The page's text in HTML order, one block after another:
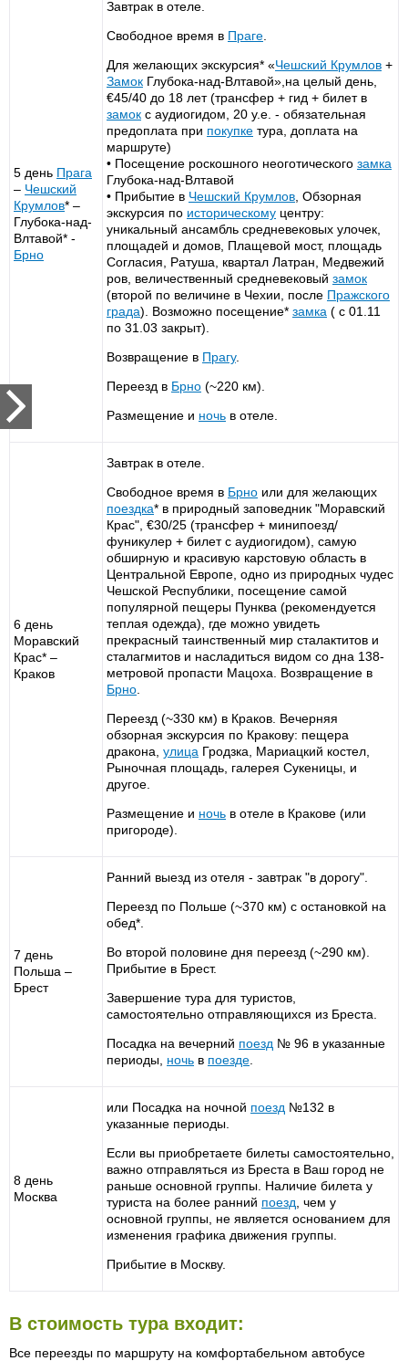
5 день Прага
– Чешский
Крумлов* –
Глубока-над-
Влтавой* -
Брно
Завтрак в отеле.
Свободное время в Праге
Для желающих экскурсия* «Чешский Крумлов +
Замок Глубока-над-Влтавой»,на целый день,
€45/40 до 18 лет (трансфер + гид + билет в
замок с аудиогидом, 20 у.е. - обязательная
предоплата при покупке тура, доплата на
маршруте)
• Посещение роскошного неоготического замка
Глубока-над-Влтавой
• Прибытие в Чешский Крумлов , Обзорная
экскурсия по историческому центру:
уникальный ансамбль средневековых улочек,
площадей и домов, Плащевой мост, площадь
Согласия, Ратуша, квартал Латран, Медвежий
ров, величественный средневековый замок
(второй по величине в Чехии, после Пражского
града). Возможно посещение* замка ( с 01.11
по 31.03 закрыт).
Возвращение в Прагу.
Переезд в Брно (~220 км).
Размещение и ночь в отеле.
6 день
Моравский
Крас* –
Краков
Завтрак в отеле.
Свободное время в Брно или для желающих
поездка* в природный заповедник "Моравский
Крас", €30/25 (трансфер + минипоезд/
фуникулер + билет с аудиогидом), самую
обширную и красивую карстовую область в
Центральной Европе, одно из природных чудес
Чешской Республики, посещение самой
популярной пещеры Пунква (рекомендуется
теплая одежда), где можно увидеть
прекрасный таинственный мир сталактитов и
сталагмитов и насладиться видом со дна 138-
метровой пропасти Мацоха. Возвращение в
Брно
Переезд (~330 км) в Краков. Вечерняя
обзорная экскурсия по Кракову: пещера
дракона, улица Гродзка, Мариацкий костел,
Рыночная площадь, галерея Сукеницы, и
другое.
Размещение и ночь в отеле в Кракове (или
пригороде).
7 день
Польша –
Брест
Ранний выезд из отеля - завтрак "в дорогу".
Переезд по Польше (~370 км) с остановкой на
обед*.
Во второй половине дня переезд (~290 км).
Прибытие в Брест.
Завершение тура для туристов,
самостоятельно отправляющихся из Бреста.
Посадка на вечерний поезд № 96 в указанные
периоды, ночь в поезде
8 день
Москва
или Посадка на ночной поезд №132 в
указанные периоды.
Если вы приобретаете билеты самостоятельно,
важно отправляться из Бреста в Ваш город не
раньше основной группы. Наличие билета у
туриста на более ранний поезд , чем у
основной группы, не является основанием для
изменения графика движения группы.
Прибытие в Москву.
В стоимость тура входит:
Все переезды по маршруту на комфортабельном автобусе